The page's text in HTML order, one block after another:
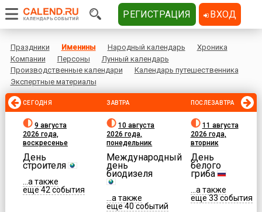
Праздники Именины Народный календарь
Хроника
Компании
Персоны
Лунный календарь
Производственные календари
Календарь путешественника
Экспертные материалы
СЕГОДНЯ
9 августа
2026 года,
воскресенье
День
строителя
...а также
еще 42 события
ЗАВТРА
10 августа
2026 года,
понедельник
Международный
день
биодизеля
...а также
еще 40 событий
ПОСЛЕЗАВТРА
11 августа
2026 года,
вторник
День
белого
гриба
...а также
еще 33 события
РЕГИСТРАЦИЯ ВХОД